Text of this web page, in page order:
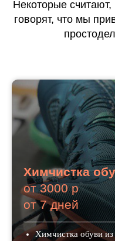
Некоторые
говорят, что мы
просто
Химчистка
от 3000 р
от 7 дней
Химчистка обуви